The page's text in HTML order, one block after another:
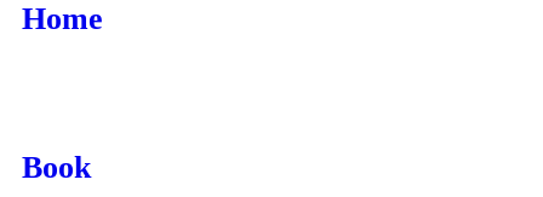
Home
Book